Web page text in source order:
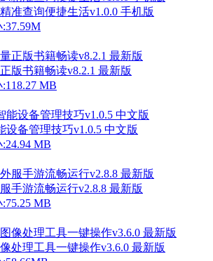
准查询便捷生活v1.0.0 手机版
:37.59M
版书籍畅读v8.2.1 最新版
MB
设备管理技巧v1.0.5 中文版
:24.94 MB
手游流畅运行v2.8.8 最新版
:75.25 MB
处理工具一键操作v3.6.0 最新版